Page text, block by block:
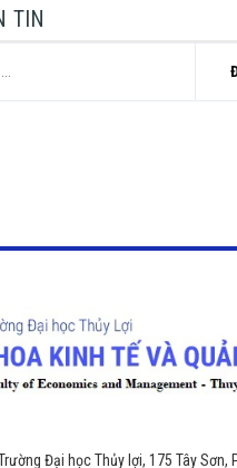
TIN
Đại học Thủy lợi, 175 Tây Sơn,